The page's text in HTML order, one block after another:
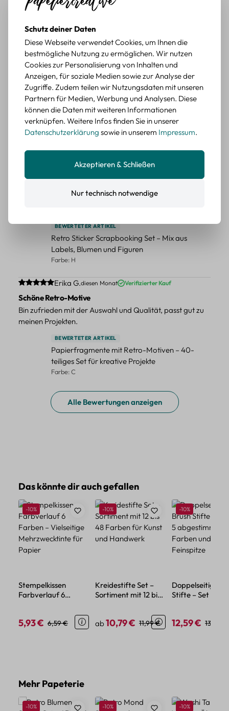
BEWERTETER ARTIKEL
Sticker mit Wald- und Tiermotiven
Durchschnittliche Bewertung von 5 von 5 Sternen
Erika G. diesen Monat Verifizierter Kauf
Schöne Motive
Die Sticker passen gut zu meinen Büchern, würde sie
wieder kaufen.
BEWERTETER ARTIKEL
Retro Blumen Sticker Set – 45 Stück mit 15
verschiedene Motive
Durchschnittliche Bewertung von 5 von 5 Sternen
diesen Monat
Schöne Deko-Teile für meine Bücher, es passt zu meinem
BEWERTETER ARTIKEL
Retro Sticker Scrapbooking Set – Mix aus
Labels, Blumen und Figuren
Farbe: H
Durchschnittliche Bewertung von 5 von 5 Sternen
Erika G.diesen Monat Verifizierter Kauf
Schöne Retro-Motive
Bin zufrieden mit der Auswahl und Qualität, passt gut zu
meinen Projekten.
BEWERTETER ARTIKEL
Papierfragmente mit Retro-Motiven – 40-
teiliges Set für kreative Projekte
Farbe: C
Alle Bewertungen anzeigen
Produktgalerie überspringen
Das könnte dir auch gefallen
Rabatt
-10%
Stempelkissen
Farbverlauf 6
Mehrzwecktinte für
Papier
Verkaufspreis:
5,93 € Regulärer Preis:
6,59 €
Rabatt
-10%
Kreidestifte Set –
Sortiment mit 12 bis
Verkaufspreis:
ab10,79 € Regulärer Preis:
11,99 €
Rabatt
-10%
Doppelseitige
Stifte – Set mit 5
Feinspitze
Verkaufspreis:
12,59 € 13,99 €
Produktgalerie überspringen
Mehr Papeterie
Rabatt
-10%
Rabatt
-10%
Rabatt
-10%
Schutz deiner Daten
Diese Webseite verwendet Cookies, um Ihnen die
bestmögliche Nutzung zu ermöglichen. Wir nutzen
Cookies zur Personalisierung von Inhalten und
Anzeigen, für soziale Medien sowie zur Analyse der
Zugriffe. Zudem teilen wir Nutzungsdaten mit unseren
Partnern für Medien, Werbung und Analysen. Diese
können die Daten mit weiteren Informationen
verknüpfen. Weitere Infos finden Sie in unserer
Datenschutzerklärung sowie in unserem Impressum.
Nur technisch notwendige
Akzeptieren & Schließen